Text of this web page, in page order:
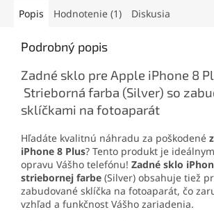
oderu. Vďaka presnej
aplikačnej špičke sa
drobné súčiastky.
Popis Hodnotenie (1) Diskusia
Podrobný popis
Zadné sklo pre Apple iPhone 8
Strieborná farba (Silver) so
sklíčkami na fotoaparát
Hľadáte kvalitnú náhradu za poškodené
iPhone 8 Plus? Tento produkt je
opravu Vášho telefónu! Zadné sklo
striebornej farbe (Silver) obsahuje tiež
zabudované sklíčka na fotoaparát, čo
vzhľad a funkčnost Vášho zariadenia.